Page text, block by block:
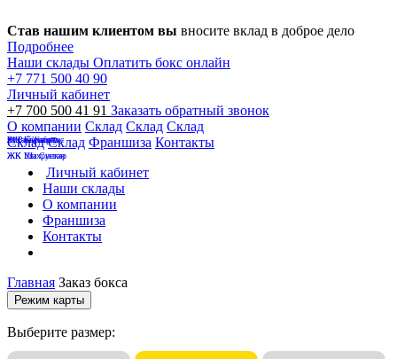
Став нашим клиентом вы вносите вклад в доброе дело
Подробнее
Наши склады Оплатить бокс онлайн
+7 771 500 40 90
Личный кабинет
+7 700 500 41 91 Заказать обратный звонок
О компании Склад
Бухар Жырау
Склад
на Райымбека
Склад
ЖК Европолис
Склад
ЖК Уш Сункар
Склад
ЖК Шахристан
Франшиза Контакты
Личный кабинет
Наши склады
О компании
Франшиза
Контакты
Главная Заказ бокса
Режим карты
Выберите размер: